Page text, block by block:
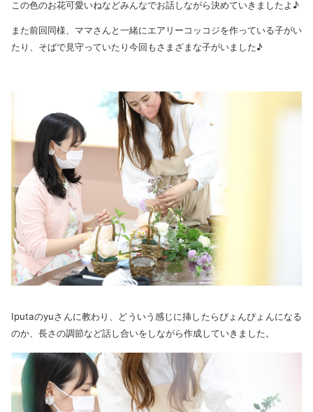
この色のお花可愛いねなどみんなでお話しながら決めていきましたよ♪
また前回同様、ママさんと一緒にエアリーコッコジを作っている子がい
たり、そばで見守っていたり今回もさまざまな子がいました♪
Iputaのyuさんに教わり、どういう感じに挿したらぴょんぴょんになる
のか、長さの調節など話し合いをしながら作成していきました。